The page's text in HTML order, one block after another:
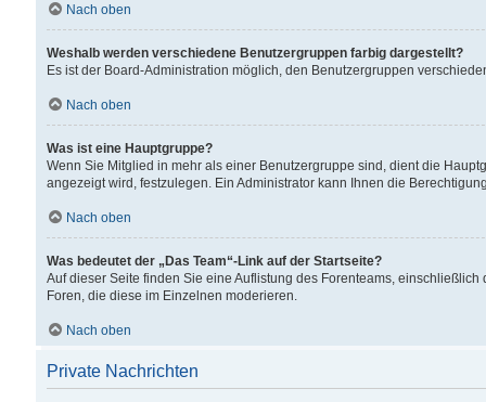
Nach oben
Weshalb werden verschiedene Benutzergruppen farbig dargestellt?
Es ist der Board-Administration möglich, den Benutzergruppen
Nach oben
Was ist eine Hauptgruppe?
Wenn Sie Mitglied in mehr als einer Benutzergruppe sind, dient die
angezeigt wird, festzulegen. Ein Administrator kann Ihnen die
Nach oben
Was bedeutet der „Das Team“-Link auf der Startseite?
Auf dieser Seite finden Sie eine Auflistung des Forenteams,
Foren, die diese im Einzelnen moderieren.
Nach oben
Private Nachrichten